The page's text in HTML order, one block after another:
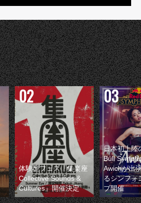
体験型フェス『集楽座
Collective Sounds &
Cultures』開催決定
日本初上陸
Bull
Awichが出
るシンフォ
ブ開催